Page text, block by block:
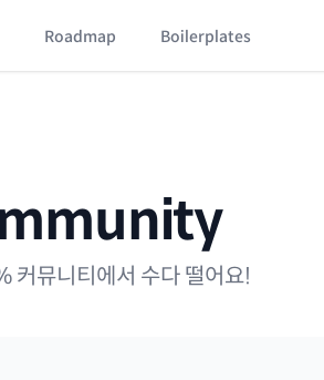
Roadmap Boilerplates
커뮤니티에서 수다 떨어요!